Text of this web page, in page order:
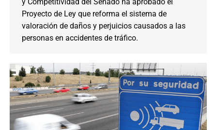
Proyecto de Ley que reforma el sistema de
valoración de daños y perjuicios causados a las
personas en accidentes de tráfico.